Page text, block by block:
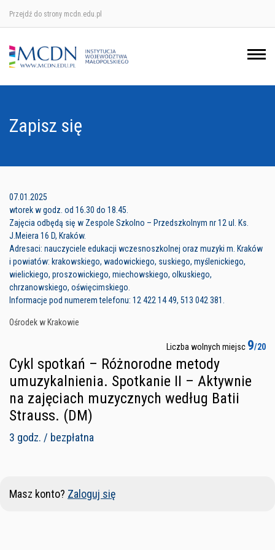
Przejdź do strony mcdn.edu.pl
Zapisz się
07.01.2025
wtorek w godz. od 16.30 do 18.45.
Zajęcia odbędą się w Zespole Szkolno – Przedszkolnym nr 12 ul. Ks.
J.Meiera 16 D, Kraków.
Adresaci: nauczyciele edukacji wczesnoszkolnej oraz muzyki m. Kraków
i powiatów: krakowskiego, wadowickiego, suskiego, myślenickiego,
wielickiego, proszowickiego, miechowskiego, olkuskiego,
chrzanowskiego, oświęcimskiego.
Informacje pod numerem telefonu: 12 422 14 49, 513 042 381.
Ośrodek w Krakowie
Liczba wolnych miejsc 9/20
Cykl spotkań – Różnorodne metody
umuzykalnienia. Spotkanie II – Aktywnie
na zajęciach muzycznych według Batii
Strauss. (DM)
3 godz. / bezpłatna
Masz konto? Zaloguj się
Ośrodek w Krakowie
Ośrodek w Nowym Sączu
Ośrodek w Tarnowie